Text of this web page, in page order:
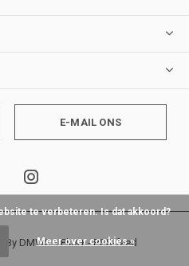
E-MAIL ONS
By DMWSxPlus+-RSS-feed
te verbeteren. Is dat akkoord?
Meer over cookies »